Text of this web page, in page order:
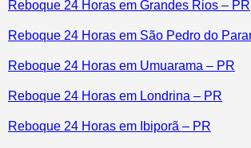
Reboque 24 Horas em Grandes Rios – PR
Reboque 24 Horas em São Pedro do
Reboque 24 Horas em Umuarama – PR
Reboque 24 Horas em Londrina – PR
Reboque 24 Horas em Ibiporã – PR